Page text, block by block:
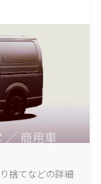
捨てなどの詳細